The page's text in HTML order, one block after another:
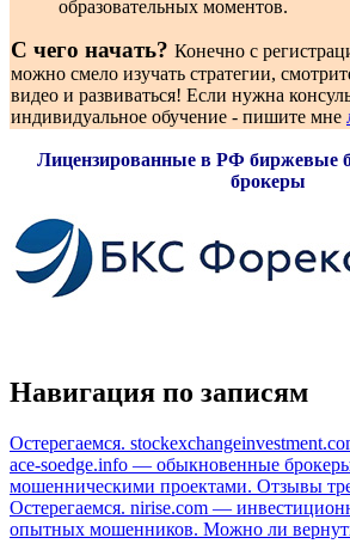
образовательных моментов.
С чего начать? Конечно с
можно смело изучать стратегии,
видео и развиваться! Если нужна
индивидуальное обучение - пишите мне
Лицензированные в РФ биржевые
брокеры
Навигация по записям
Остерегаемся.
ace-soedge.info — обыкновенные
мошенническими проектами. Отзывы
Остерегаемся. nirise.com —
опытных мошенников. Можно ли